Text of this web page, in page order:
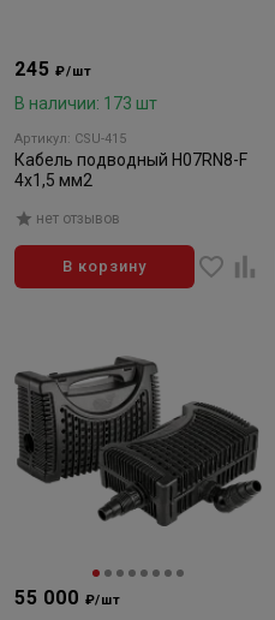
245₽/шт
В наличии: 173 шт
Артикул: CSU-415
Кабель подводный H07RN8-F
4х1,5 мм2
нет отзывов
В корзину
55 000 ₽/шт